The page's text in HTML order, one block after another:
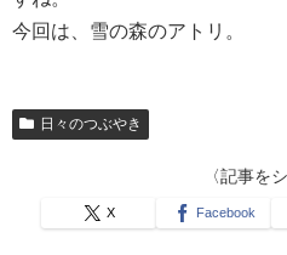
今回は、雪の森のアトリ。
日々のつぶやき
〈記事を
X Facebook